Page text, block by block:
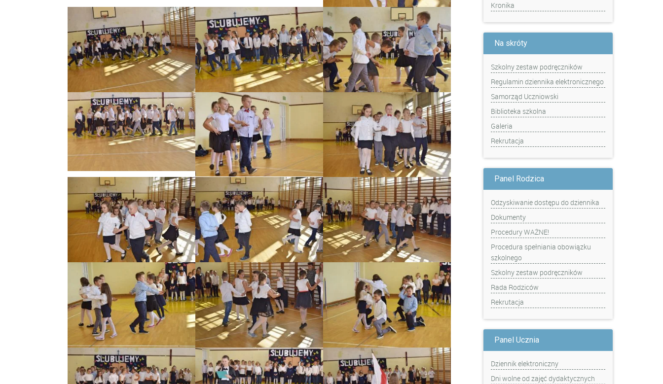
Kronika
Na skróty
Szkolny zestaw podręczników
Regulamin dziennika elektronicznego
Samorząd Uczniowski
Biblioteka szkolna
Galeria
Rekrutacja
Panel Rodzica
Odzyskiwanie dostępu do dziennika
Dokumenty
Procedury WAŻNE!
Procedura spełniania obowiązku
szkolnego
Szkolny zestaw podręczników
Rada Rodziców
Rekrutacja
Panel Ucznia
Dziennik elektroniczny
Dni wolne od zajęć dydaktycznych